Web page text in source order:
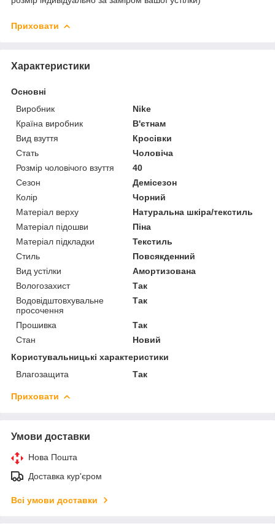
Приховати
Характеристики
Основні
Виробник
Nike
Країна виробник
В'єтнам
Вид взуття
Кросівки
Стать
Чоловіча
Розмір чоловічого взуття
40
Сезон
Демісезон
Колір
Чорний
Матеріал верху
Натуральна шкіра/текстиль
Матеріал підошви
Піна
Матеріал підкладки
Текстиль
Стиль
Повсякденний
Вид устілки
Амортизована
Вологозахист
Так
Водовідштовхувальне
просочення
Так
Прошивка
Так
Стан
Новий
Користувальницькі характеристики
Влагозащита
Так
Приховати
Умови доставки
Нова Пошта
Доставка кур'єром
Всі умови доставки